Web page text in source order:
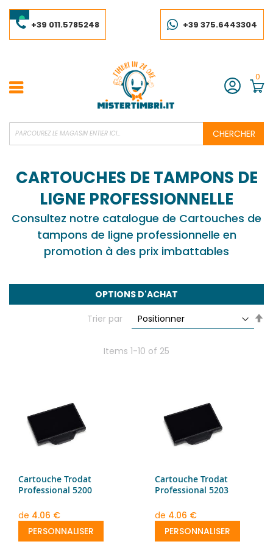
to
Content+39 011.5785248 +39 375.6443304
Compte
0
CHERCHER
CARTOUCHES DE TAMPONS DE
LIGNE PROFESSIONNELLE
Consultez notre catalogue de Cartouches de
tampons de ligne professionnelle en
promotion à des prix imbattables
Items 1-10 of 25
Trier par
Cartouche Trodat
Professional 5200
de 4.06 €
PERSONNALISER
Cartouche Trodat
Professional 5203
de 4.06 €
PERSONNALISER
OPTIONS D'ACHAT